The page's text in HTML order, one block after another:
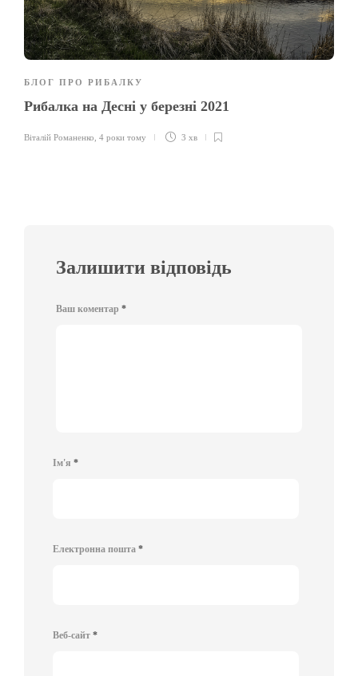
БЛОГ ПРО РИБАЛКУ
Рибалка на Десні у березні 2021
Віталій Романенко 4 роки тому 3 хв
Залишити відповідь
Ваш коментар *
Ім'я *
Електронна пошта *
Веб-сайт *